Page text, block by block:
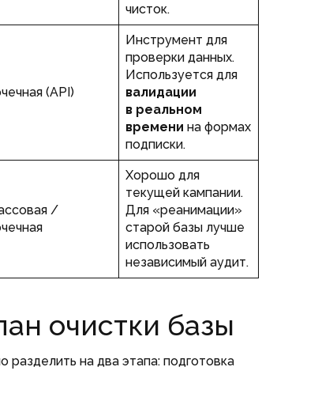
чисток.
(API)
Инструмент для
проверки данных.
Используется для
валидации
в реальном
времени на формах
подписки.
/
Хорошо для
текущей кампании.
Для «реанимации»
старой базы лучше
использовать
независимый аудит.
очистки базы
на два этапа: подготовка